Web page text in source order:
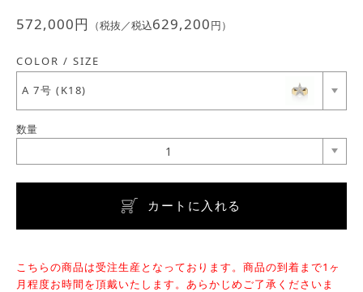
572,000円 （税抜／税込629,200円）
COLOR / SIZE
A 7号 (K18)
数量
1
カートに入れる
こちらの商品は受注生産となっております。商品の到着まで1ヶ
月程度お時間を頂戴いたします。あらかじめご了承くださいま